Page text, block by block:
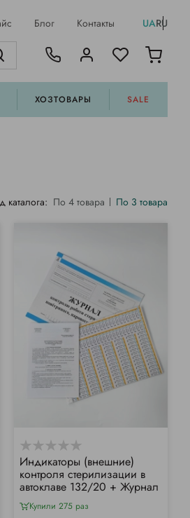
Блог Контакты UARU
ХОЗТОВАРЫ SALE
каталога: По 4 товара По 3 товара
Индикаторы (внешние)
контроля стерилизации в
автоклаве 132/20 + Журнал
Купили 275 раз